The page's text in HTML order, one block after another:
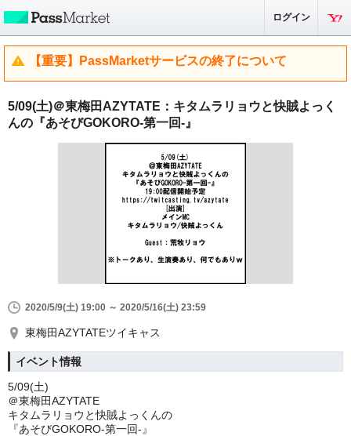
ログイン
【重要】PassMarketサービスの終了について
5/09(土)＠東梅田AZYTATE：キタムラリョウと快賊よっく
んの『あそびGOKORO-第一回-』
2020/5/9(土) 19:00 ～ 2020/5/16(土) 23:59
東梅田AZYTATEツイキャス
イベント情報
5/09(土)
＠東梅田AZYTATE
キタムラリョウと快賊よっくんの
『あそびGOKORO-第一回-』